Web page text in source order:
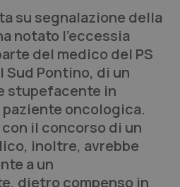
su segnalazione della
notato l’eccessia
del medico del PS
Sud Pontino, di un
stupefacente in
oncologica.
il concorso di un
inoltre, avrebbe
a un
dietro compenso in